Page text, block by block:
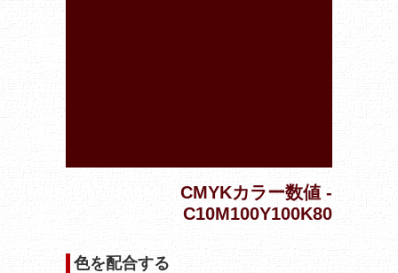
CMYKカラー数値 -
C10M100Y100K80
色を配合する